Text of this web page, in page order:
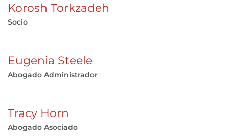
Korosh Torkzadeh
Socio
Eugenia Steele
Abogado Administrador
Tracy Horn
Abogado Asociado